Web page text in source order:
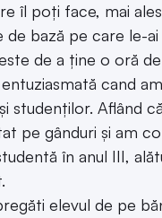
îl poți face, mai
de bază pe care le-
de a ține o oră de
cand
studenților. Aflând
pe gânduri și am
în anul III,
elevul de pe